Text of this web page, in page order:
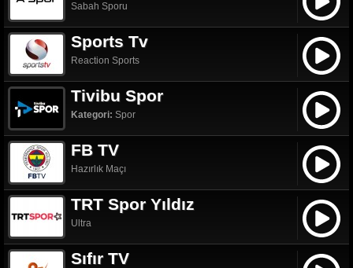
Sabah Sporu
Sports Tv
Reaction Sports
Tivibu Spor
Kategori: Spor
FB TV
Hazırlık Maçı
TRT Spor Yıldız
Ultra
Sıfır TV